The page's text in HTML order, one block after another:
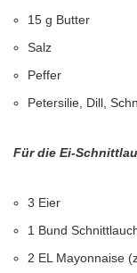
15 g Butter
Salz
Peffer
Petersilie, Dill,
Für die Ei-
3 Eier
1 Bund
2 EL Mayonnaise